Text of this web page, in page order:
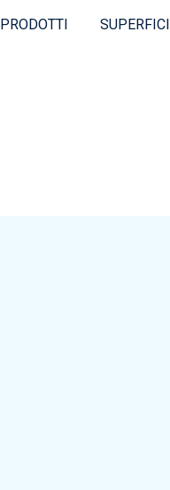
PRODOTTI SUPERFICI